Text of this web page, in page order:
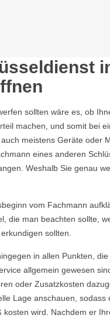
sollten wäre es, ob
machen, und somit bei
meistens Geräte oder
eines anderen
Weshalb Sie genau
vom Fachmann
die man beachten sollte,
sollten.
in allen Punkten,
allgemein gewesen
oder Zusatzkosten
Lage anschauen,
wird. Nachdem er